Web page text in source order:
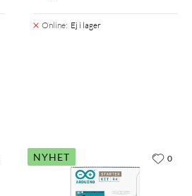
Online: Ej i lager
NYHET 0